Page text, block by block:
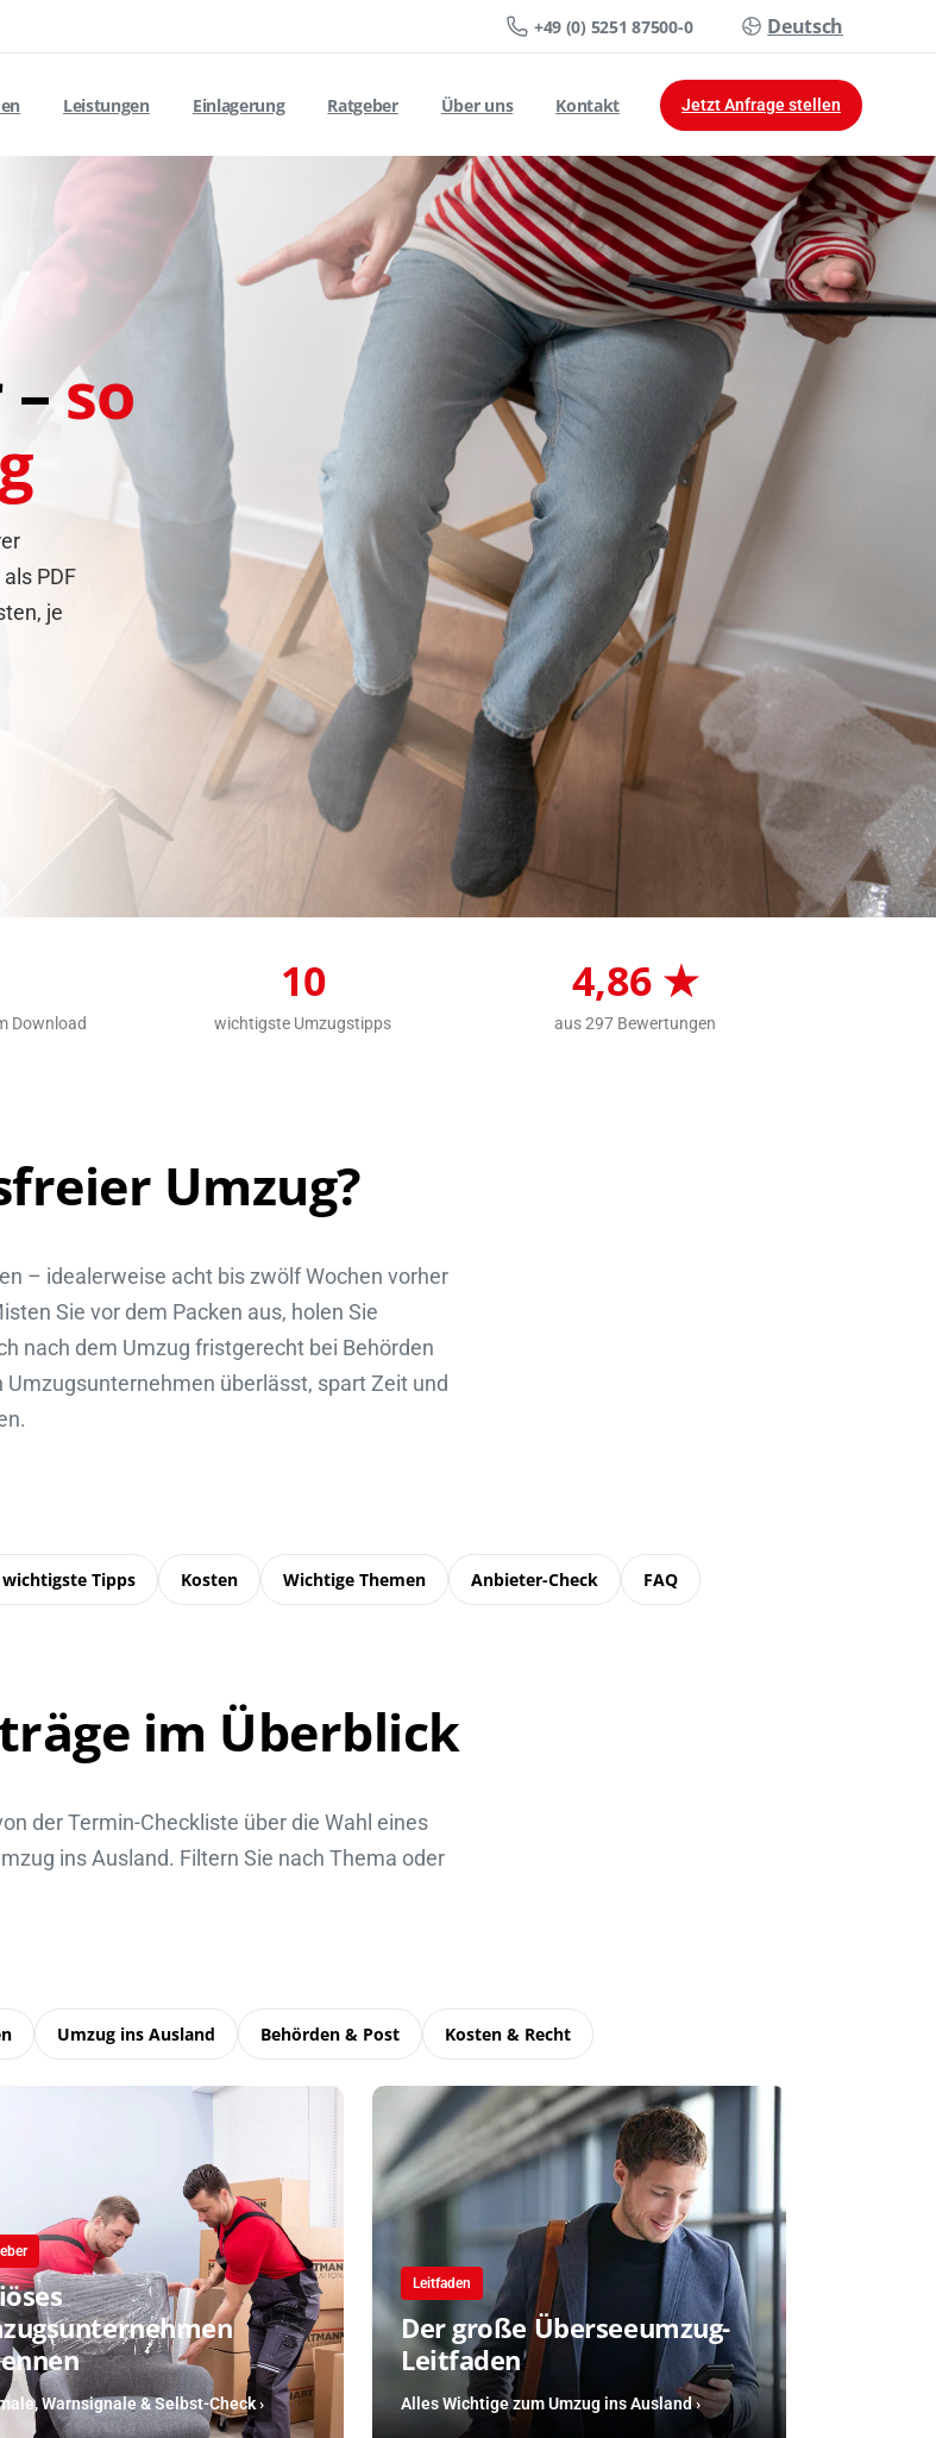
+49 (0) 5251 87500-0 Deutsch
Leistungen Einlagerung Ratgeber Über uns Kontakt Jetzt Anfrage stellen
–so
PDF
je
Download
10
wichtigste Umzugstipps
4,86 ★
aus 297 Bewertungen
Umzug?
– idealerweise acht bis zwölf Wochen vorher
Sie vor dem Packen aus, holen Sie
nach dem Umzug fristgerecht bei Behörden
überlässt, spart Zeit und
wichtigste Tipps Kosten Wichtige Themen Anbieter-Check FAQ
im Überblick
der Termin-Checkliste über die Wahl eines
ins Ausland. Filtern Sie nach Thema oder
Umzug ins Ausland Behörden & Post Kosten & Recht
Warnsignale & Selbst-Check ›
Leitfaden
Der große Überseeumzug-
Leitfaden
Alles Wichtige zum Umzug ins Ausland ›